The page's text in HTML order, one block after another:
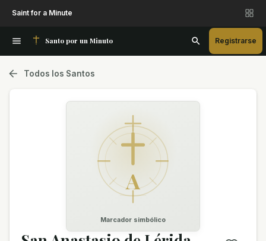
Saint for a Minute
Santo por un Minuto Registrarse
Todos los Santos
A
Marcador simbólico